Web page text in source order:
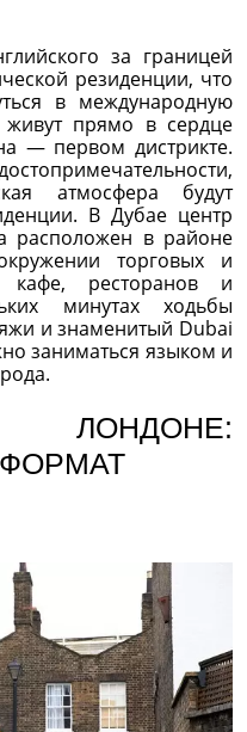
за границей
резиденции, что
в международную
живут прямо в сердце
— первом дистрикте.
атмосфера будут
В Дубае центр
расположен в районе
торговых и
кафе, ресторанов и
минутах ходьбы
и знаменитый Dubai
заниматься языком и
ЛОНДОНЕ: